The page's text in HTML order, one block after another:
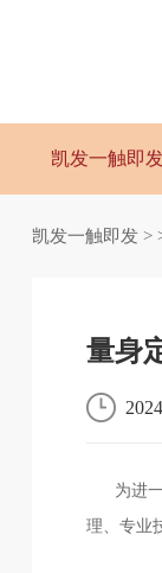
凯发一触即
凯发一触即发>
量身
为进一
理、专业